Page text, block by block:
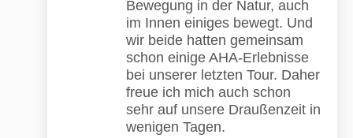
Bewegung in der Natur, auch
im Innen einiges bewegt. Und
wir beide hatten gemeinsam
schon einige AHA-Erlebnisse
bei unserer letzten Tour. Daher
freue ich mich auch schon
sehr auf unsere Draußenzeit in
wenigen Tagen.